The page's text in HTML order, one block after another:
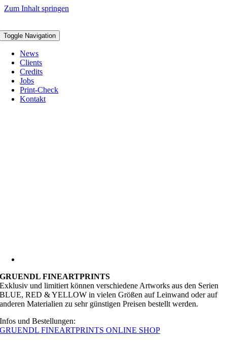
Zum Inhalt springen
Toggle Navigation
News
Clients
Credits
Jobs
Print-Check
Kontakt
GRUENDL FINEARTPRINTS
Exklusiv und limitiert können verschiedene Artworks aus den Serien
BLUE, RED & YELLOW in vielen Größen auf Leinwand oder auf
anderen Materialien zu sehr günstigen Preisen bestellt werden.
Infos und Bestellungen:
GRUENDL FINEARTPRINTS ONLINE SHOP